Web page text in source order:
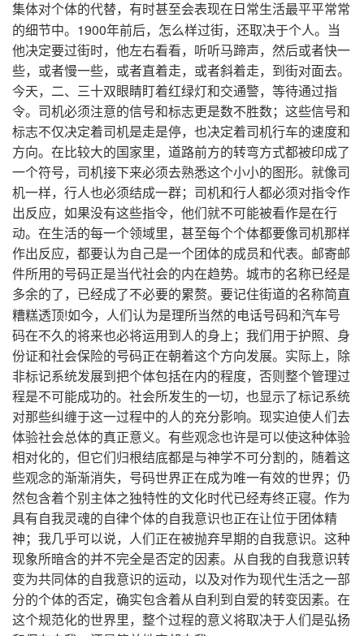
集体对个体的代替，有时甚至会表现在日常生活最平平常常
的细节中。 1900年前后，怎么样过街，还取决于个人。当
他决定要过街时，他左右看看，听听马蹄声，然后或者快一
些，或者慢一些，或者直着走，或者斜着走，到街对面去。
今天，二、三十双眼睛盯着红绿灯和交通警，等待通过指
令。司机必须注意的信号和标志更是数不胜数；这些信号和
标志不仅决定着司机是走是停，也决定着司机行车的速度和
方向。在比较大的国家里，道路前方的转弯方式都被印成了
一个符号，司机接下来必须去熟悉这个小小的图形。就像司
机一样，行人也必须结成一群；司机和行人都必须对指令作
出反应，如果没有这些指令，他们就不可能被看作是在行
动。在生活的每一个领域里，甚至每个个体都要像司机那样
作出反应，都要认为自己是一个团体的成员和代表。邮寄邮
件所用的号码正是当代社会的内在趋势。城市的名称已经是
多余的了，已经成了不必要的累赘。要记住街道的名称简直
糟糕透顶!如今，人们认为是理所当然的电话号码和汽车号
码在不久的将来也必将运用到人的身上；我们用于护照、身
份证和社会保险的号码正在朝着这个方向发展。实际上，除
非标记系统发展到把个体包括在内的程度，否则整个管理过
程是不可能成功的。社会所发生的一切，也显示了标记系统
对那些纠缠于这一过程中的人的充分影响。现实迫使人们去
体验社会总体的真正意义。有些观念也许是可以使这种体验
相对化的，但它们归根结底都是与神学不可分割的，随着这
些观念的渐渐消失，号码世界正在成为唯一有效的世界；仍
然包含着个别主体之独特性的文化时代已经寿终正寝。作为
具有自我灵魂的自律个体的自我意识也正在让位于团体精
神；我几乎可以说，人们正在被抛弃早期的自我意识。这种
现象所暗含的并不完全是否定的因素。从自我的自我意识转
变为共同体的自我意识的运动，以及对作为现代生活之一部
分的个体的否定，确实包含着从自利到自爱的转变因素。在
这个规范化的世界里，整个过程的意义将取决于人们是弘扬